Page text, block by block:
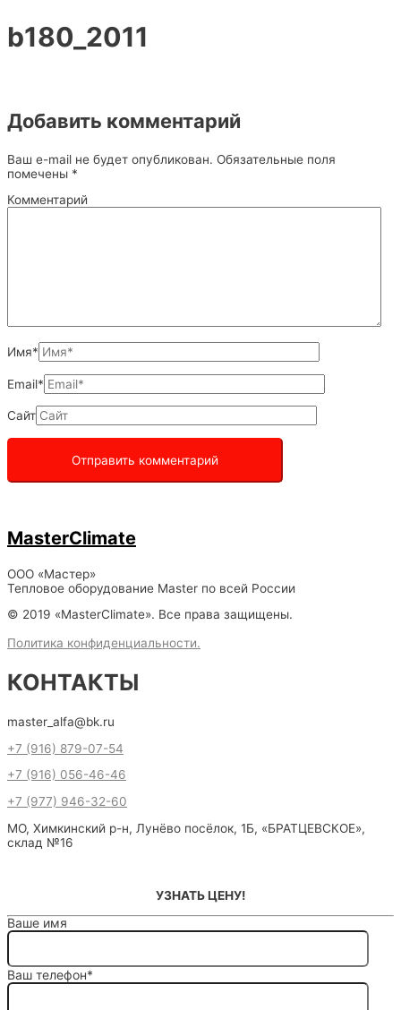
b180_2011
Добавить комментарий
Ваш e-mail не будет опубликован. Обязательные поля
помечены *
Комментарий
Имя*
Email*
Сайт
MasterClimate
ООО «Мастер»
Тепловое оборудование Master по всей России
© 2019 «MasterClimate». Все права защищены.
Политика конфиденциальности.
КОНТАКТЫ
master_alfa@bk.ru
+7 (916) 879-07-54
+7 (916) 056-46-46
+7 (977) 946-32-60
МО, Химкинский р-н, Лунёво посёлок, 1Б, «БРАТЦЕВСКОЕ»,
склад №16
УЗНАТЬ ЦЕНУ!
Ваше имя
Ваш телефон*